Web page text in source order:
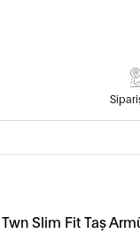
Twn Slim Fit Taş